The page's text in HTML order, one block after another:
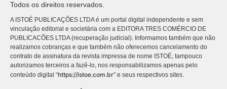
Todos os direitos reservados.
A ISTOÉ PUBLICAÇÕES LTDA é um portal digital independente e sem
vinculação editorial e societária com a EDITORA TRES COMÉRCIO DE
PUBLICACÕES LTDA (recuperação judicial). Informamos também que não
realizamos cobranças e que também não oferecemos cancelamento do
contrato de assinatura da revista impressa de nome ISTOÉ, tampouco
autorizamos terceiros a fazê-lo, nos responsabilizamos apenas pelo
conteúdo digital “https://istoe.com.br” e seus respectivos sites.